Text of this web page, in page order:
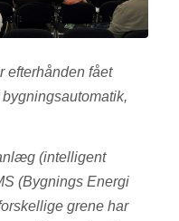
efterhånden fået
(intelligent
(Bygnings Energi
grene har